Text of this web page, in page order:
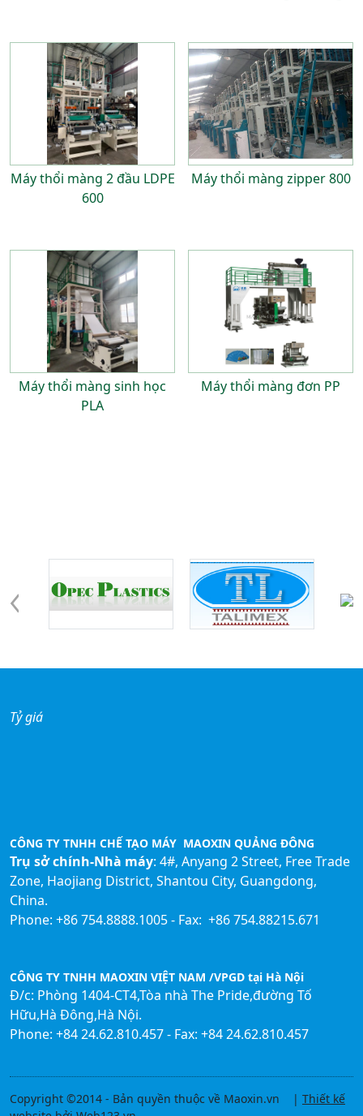
Máy thổi màng 2 đầu LDPE
600
Máy thổi màng zipper 800
Máy thổi màng sinh học
PLA
Máy thổi màng đơn PP
Tỷ giá
CÔNG TY TNHH CHẾ TẠO MÁY MAOXIN QUẢNG ĐÔNG
Trụ sở chính-Nhà máy: 4#, Anyang 2 Street, Free Trade
Zone, Haojiang District, Shantou City, Guangdong,
China.
Phone: +86 754.8888.1005 - Fax: +86 754.88215.671
CÔNG TY TNHH MAOXIN VIỆT NAM /VPGD tại Hà Nội
Đ/c: Phòng 1404-CT4,Tòa nhà The Pride,đường Tố
Hữu,Hà Đông,Hà Nội.
Phone: +84 24.62.810.457 - Fax: +84 24.62.810.457
Copyright ©2014 - Bản quyền thuộc về Maoxin.vn | Thiết kế